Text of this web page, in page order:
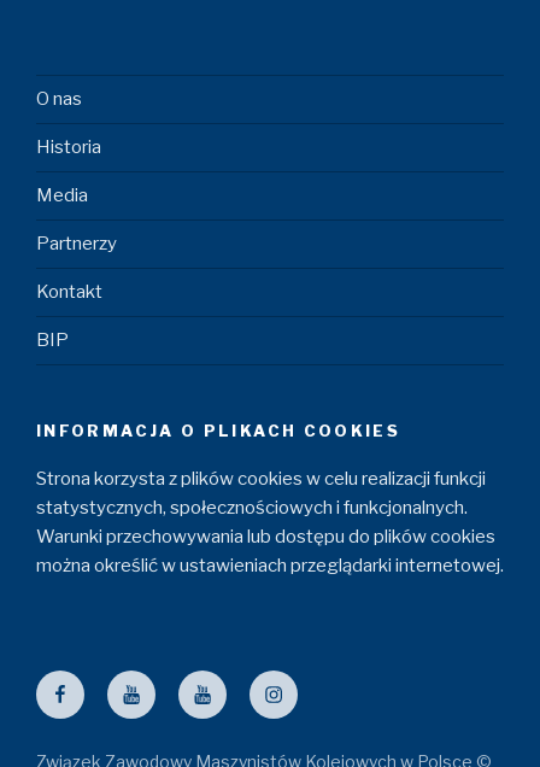
O nas
Historia
Media
Partnerzy
Kontakt
BIP
INFORMACJA O PLIKACH COOKIES
Strona korzysta z plików cookies w celu realizacji funkcji
statystycznych, społecznościowych i funkcjonalnych.
Warunki przechowywania lub dostępu do plików cookies
można określić w ustawieniach przeglądarki internetowej.
FacebookZZM
YouTube
Maszyniści
YouTube
Instagram
Związek Zawodowy Maszynistów Kolejowych w Polsce ©